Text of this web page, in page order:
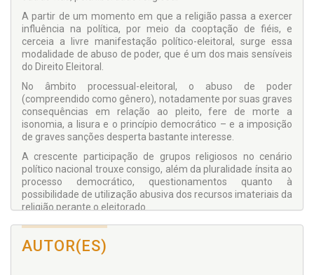
A partir de um momento em que a religião passa a exercer
influência na política, por meio da cooptação de fiéis, e
cerceia a livre manifestação político-eleitoral, surge essa
modalidade de abuso de poder, que é um dos mais sensíveis
do Direito Eleitoral.
No âmbito processual-eleitoral, o abuso de poder
(compreendido como gênero), notadamente por suas graves
consequências em relação ao pleito, fere de morte a
isonomia, a lisura e o princípio democrático – e a imposição
de graves sanções desperta bastante interesse.
A crescente participação de grupos religiosos no cenário
político nacional trouxe consigo, além da pluralidade ínsita ao
processo democrático, questionamentos quanto à
possibilidade de utilização abusiva dos recursos imateriais da
religião perante o eleitorado.
Em um país no qual cerca de 92% da população declara
seguir alguma religião, o discurso religioso tem grande
repercussão na tomada de decisões pelo povo, o que acende
AUTOR(ES)